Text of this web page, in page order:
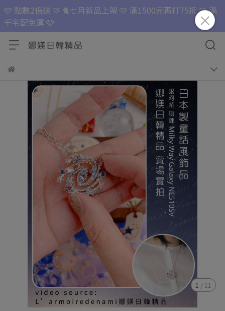
🩷 點數2倍送 🩷 🐈七月新品上架 🩷 滿1500元再打75折 🩷 滿
千宅配免運 🩷
1 / 11